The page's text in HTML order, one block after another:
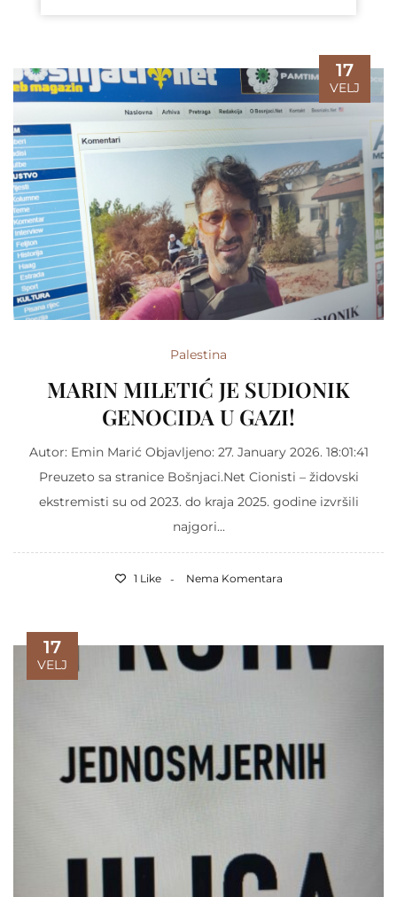
17
VELJ
Palestina
MARIN MILETIĆ JE SUDIONIK
GENOCIDA U GAZI!
Autor: Emin Marić Objavljeno: 27. January 2026. 18:01:41
Preuzeto sa stranice Bošnjaci.Net Cionisti – židovski
ekstremisti su od 2023. do kraja 2025. godine izvršili
najgori...
1 Like Nema Komentara
17
VELJ